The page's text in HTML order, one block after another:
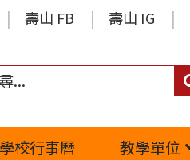
壽山 FB 壽山 IG
學校行事曆 教學單位